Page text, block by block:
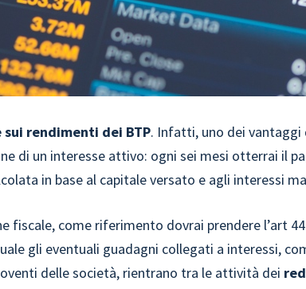
sui rendimenti dei BTP. Infatti, uno dei vantaggi
di un interesse attivo: ogni sei mesi otterrai il
in base al capitale versato e agli interessi
fiscale, come riferimento dovrai prendere l’art
gli eventuali guadagni collegati a interessi,
delle società, rientrano tra le attività dei